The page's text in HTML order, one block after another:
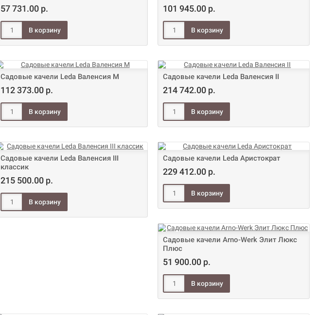
57 731.00 р. 101 945.00 р.
Садовые качели Leda Валенсия М
112 373.00 р.
Садовые качели Leda Валенсия II
214 742.00 р.
Садовые качели Leda Валенсия III
классик
215 500.00 р.
Садовые качели Leda Аристократ
229 412.00 р.
Садовые качели Arno-Werk Элит Люкс
Плюс
51 900.00 р.